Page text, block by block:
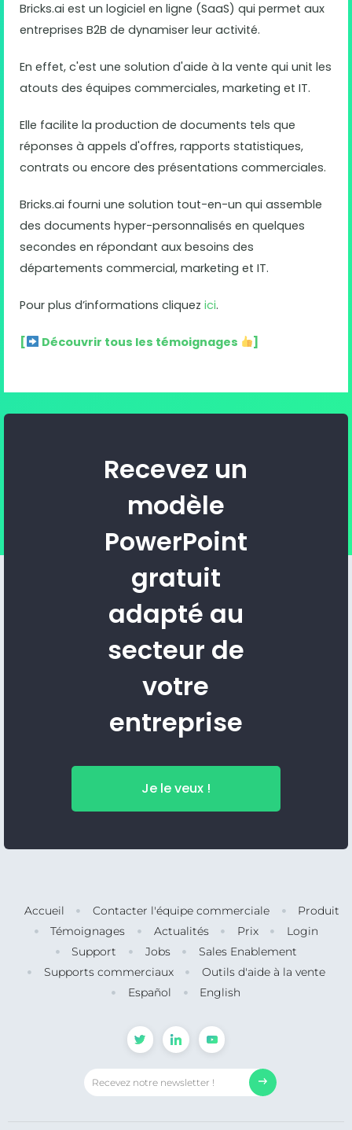
Bricks.ai est un logiciel en ligne (SaaS) qui permet aux
entreprises B2B de dynamiser leur activité.
En effet, c'est une solution d'aide à la vente qui unit les
atouts des équipes commerciales, marketing et IT.
Elle facilite la production de documents tels que
réponses à appels d'offres, rapports statistiques,
contrats ou encore des présentations commerciales.
Bricks.ai fourni une solution tout-en-un qui assemble
des documents hyper-personnalisés en quelques
secondes en répondant aux besoins des
départements commercial, marketing et IT.
Pour plus d’informations cliquez ici.
[ Découvrir tous les témoignages ]
Recevez un
modèle
PowerPoint
gratuit
adapté au
secteur de
votre
entreprise
Je le veux !
Accueil Contacter l'équipe commerciale
Produit
Témoignages
Actualités Prix
Login
Support
Jobs
Sales Enablement
Supports commerciaux
Outils d'aide à la vente
Español
English